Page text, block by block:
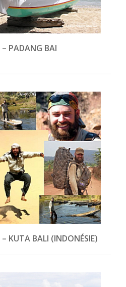
PADANG BAI
KUTA BALI (INDONÉSIE)